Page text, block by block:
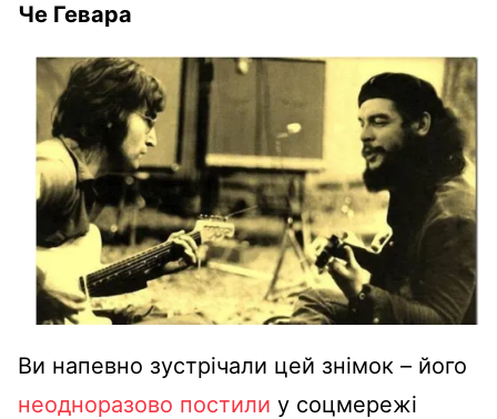
Че Гевара
Ви напевно зустрічали цей знімок – його
неодноразово постили у соцмережі